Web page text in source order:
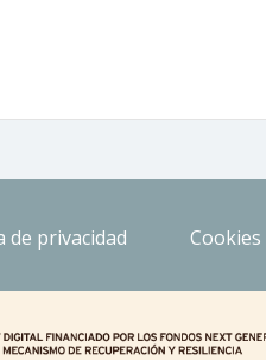
de privacidad Cookies